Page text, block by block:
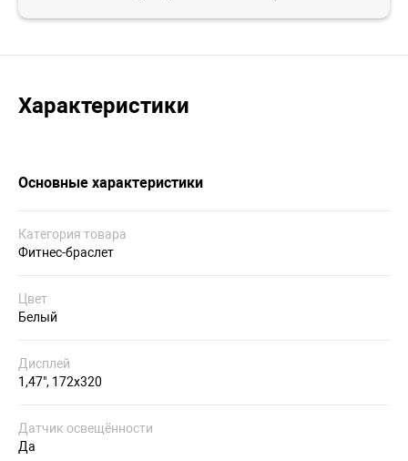
Характеристики
Основные характеристики
Категория товара
Фитнес-браслет
Цвет
Белый
Дисплей
1,47", 172x320
Датчик освещённости
Да